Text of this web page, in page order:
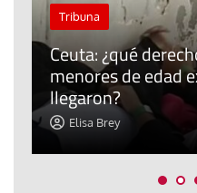
Tribuna
Ceuta: ¿qué
menores de edad
llegaron?
Elisa Brey